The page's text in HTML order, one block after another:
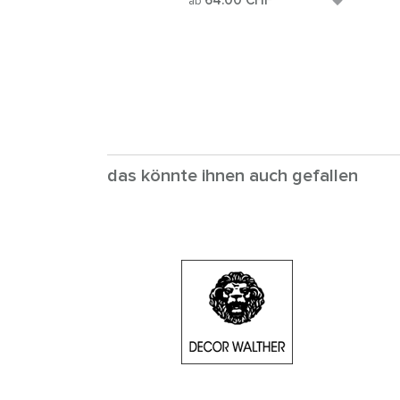
das könnte ihnen auch gefallen